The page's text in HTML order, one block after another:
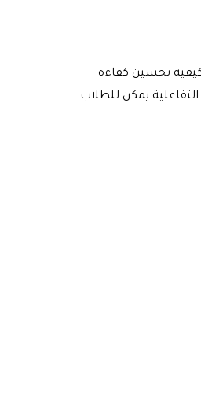
كيفية تحسين كفاءة
يمكن للطلاب